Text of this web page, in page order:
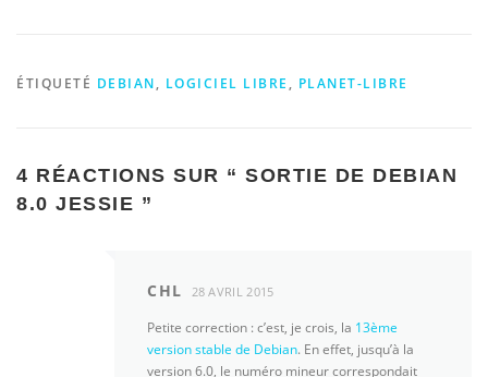
ÉTIQUETÉ DEBIAN, LOGICIEL LIBRE , PLANET-LIBRE
4 RÉACTIONS SUR “ SORTIE DE DEBIAN
8.0 JESSIE ”
CHL 28 AVRIL 2015
Petite correction : c’est, je crois, la 13ème
version stable de Debian. En effet, jusqu’à la
version 6.0, le numéro mineur correspondait